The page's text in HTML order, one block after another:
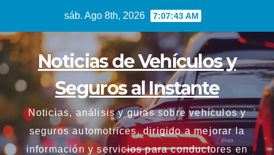
contenido
sáb. Ago 8th, 2026 7:07:43 AM
Noticias de Vehículos y
Seguros al Instante
Noticias, análisis y guías sobre vehículos y
seguros automotrices, dirigido a mejorar la
información y servicios para conductores en